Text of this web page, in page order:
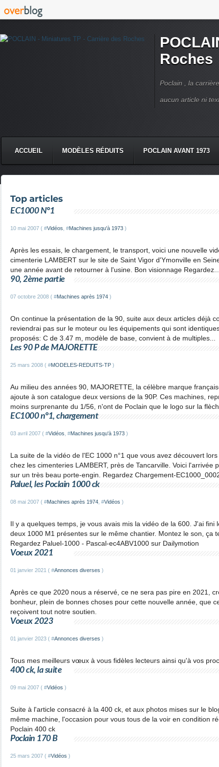
Roches
Poclain , la
aucun article ni
ACCUEIL MODÈLES RÉDUITS POCLAIN AVANT 1973
Top articles
EC1000 N°1
10 mai 2007 ( #Vidéos , #Machines jusqu'à 1973 )
Après les essais, le chargement, le transport, voici une nouvelle
cimenterie LAMBERT sur le site de Saint Vigor d'Ymonville en
une année avant de retourner à l'usine. Bon visionnage
90, 2ème partie
07 octobre 2008 ( #Machines après 1974 )
On continue la présentation de la 90, suite aux deux articles déjà
reviendrai pas sur le moteur ou les équipements qui sont
proposés: C de 3.47 m, modèle de base, convient à de multiples...
Les 90 P de MAJORETTE
25 mars 2008 ( #MODELES-REDUITS-TP )
Au milieu des années 90, MAJORETTE, la célèbre marque
ajoute à son catalogue deux versions de la 90P. Ces machines,
moins surprenante du 1/56, n'ont de Poclain que le logo sur la
EC1000 n°1, chargement
03 avril 2007 ( #Vidéos , #Machines jusqu'à 1973 )
La suite de la vidéo de l'EC 1000 n°1 que vous avez découvert
chez les cimenteries LAMBERT, près de Tancarville. Voici l'arrivée
sur un très beau porte-engin. Regardez Chargement-
Paluel, les Poclain 1000 ck
08 mai 2007 ( #Machines après 1974 , #Vidéos )
Il y a quelques temps, je vous avais mis la vidéo de la 600. J'ai fini
deux 1000 M1 présentes sur le même chantier. Montez le son, ça
Regardez Paluel-1000 - Pascal-ec4ABV1000 sur Dailymotion
Voeux 2021
01 janvier 2021 ( #Annonces diverses )
Après ce que 2020 nous a réservé, ce ne sera pas pire en 2021,
bonheur, plein de bonnes choses pour cette nouvelle année, que
reçoivent tout notre soutien.
Voeux 2023
01 janvier 2023 ( #Annonces diverses )
Tous mes meilleurs vœux à vous fidèles lecteurs ainsi qu'à vos
400 ck, la suite
09 mai 2007 ( #Vidéos )
Suite à l'article consacré à la 400 ck, et aux photos mises sur le
même machine, l'occasion pour vous tous de la voir en condition
Poclain 400 ck
Poclain 170 B
25 mars 2007 ( #Vidéos )